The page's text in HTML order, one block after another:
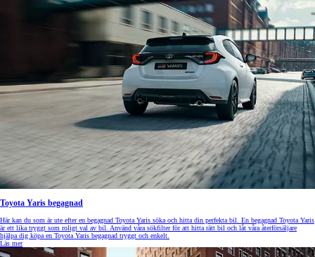
Toyota Yaris begagnad
Här kan du som är ute efter en begagnad Toyota Yaris söka och hitta din perfekta bil. En begagnad Toyota Yaris
är ett lika tryggt som roligt val av bil. Använd våra sökfilter för att hitta rätt bil och låt våra återförsäljare
hjälpa dig köpa en Toyota Yaris begagnad tryggt och enkelt.
Läs mer